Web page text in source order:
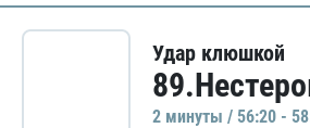
Удар клюшкой
2 минуты / 56:20 -